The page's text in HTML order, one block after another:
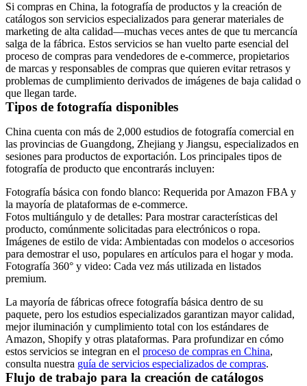
Si compras en China, la fotografía de productos y la creación de
catálogos son servicios especializados para generar materiales de
marketing de alta calidad—muchas veces antes de que tu mercancía
salga de la fábrica. Estos servicios se han vuelto parte esencial del
proceso de compras para vendedores de e-commerce, propietarios
de marcas y responsables de compras que quieren evitar retrasos y
problemas de cumplimiento derivados de imágenes de baja calidad o
que llegan tarde.
Tipos de fotografía disponibles
China cuenta con más de 2,000 estudios de fotografía comercial en
las provincias de Guangdong, Zhejiang y Jiangsu, especializados en
sesiones para productos de exportación. Los principales tipos de
fotografía de producto que encontrarás incluyen:
Fotografía básica con fondo blanco: Requerida por Amazon FBA y
la mayoría de plataformas de e-commerce.
Fotos multiángulo y de detalles: Para mostrar características del
producto, comúnmente solicitadas para electrónicos o ropa.
Imágenes de estilo de vida: Ambientadas con modelos o accesorios
para demostrar el uso, populares en artículos para el hogar y moda.
Fotografía 360° y video: Cada vez más utilizada en listados
premium.
La mayoría de fábricas ofrece fotografía básica dentro de su
paquete, pero los estudios especializados garantizan mayor calidad,
mejor iluminación y cumplimiento total con los estándares de
Amazon, Shopify y otras plataformas. Para profundizar en cómo
estos servicios se integran en el proceso de compras en China,
consulta nuestra guía de servicios especializados de compras.
Flujo de trabajo para la creación de catálogos